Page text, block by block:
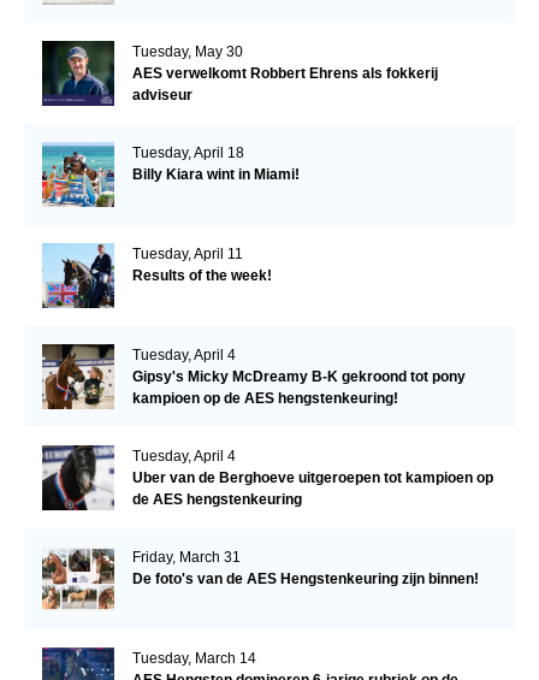
Tuesday, May 30
AES verwelkomt Robbert Ehrens als fokkerij
adviseur
Tuesday, April 18
Billy Kiara wint in Miami!
Tuesday, April 11
Results of the week!
Tuesday, April 4
Gipsy's Micky McDreamy B-K gekroond tot pony
kampioen op de AES hengstenkeuring!
Tuesday, April 4
Uber van de Berghoeve uitgeroepen tot kampioen op
de AES hengstenkeuring
Friday, March 31
De foto's van de AES Hengstenkeuring zijn binnen!
Tuesday, March 14